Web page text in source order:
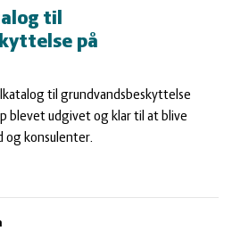
til
på
til grundvandsbeskyttelse
blevet udgivet og klar til at blive
og konsulenter.